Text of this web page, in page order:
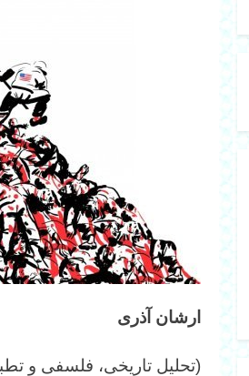
ارشان آذری
(تحلیل تاریخی، فلسفی و